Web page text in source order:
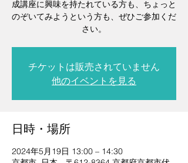
成講座に興味を持たれている方も、ちょっと
のぞいてみようという方も、ぜひご参加くだ
さい。
チケットは販売されていません
他のイベントを見る
日時・場所
2024年5月19日 13:00 – 14:30